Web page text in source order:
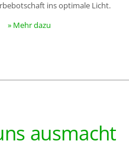
ins optimale Licht.
» Mehr dazu
ausmacht